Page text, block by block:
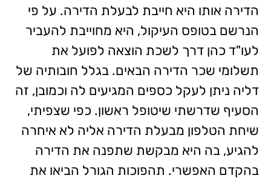
הדירה אותו היא חייבת לבעלת הדירה. על פי
הנרשם בטופס העיקול, היא מחוייבת להעביר
לעו"ד כהן דרך לשכת הוצאה לפועל את
תשלומי שכר הדירה הבאים. בגלל חובותיה של
דליה ניתן לעקל כספים המגיעים לה וכמובן, זה
הסעיף שדרשתי שיטופל ראשון. כפי שצפיתי,
שיחת הטלפון מבעלת הדירה אליה לא איחרה
להגיע, בה היא מבקשת שתפנה את הדירה
בהקדם האפשרי. תהפוכות הגורל הביאו את